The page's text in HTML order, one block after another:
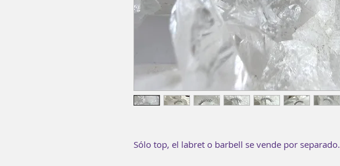
Sólo top, el labret o barbell se vende por separado.